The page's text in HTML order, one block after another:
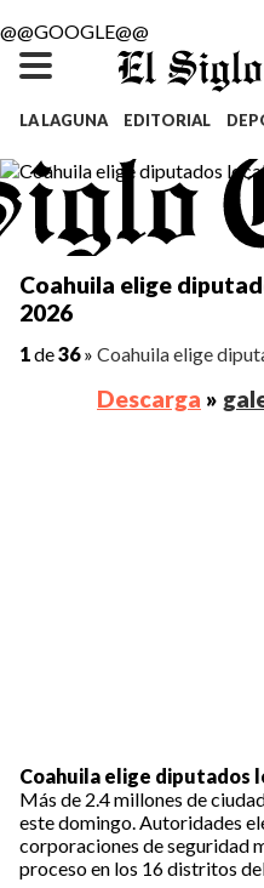
@@GOOGLE@@
LA LAGUNA EDITORIAL
Coahuila elige
2026
1de36» Coahuila elige
Descarga »
Coahuila elige diputados
Más de 2.4 millones de
este domingo. Autoridades
corporaciones de seguridad
proceso en los 16 distritos